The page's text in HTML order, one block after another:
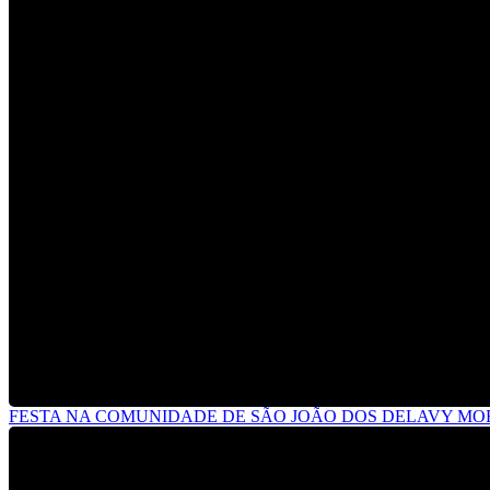
FESTA NA COMUNIDADE DE SÃO JOÃO DOS DELAVY